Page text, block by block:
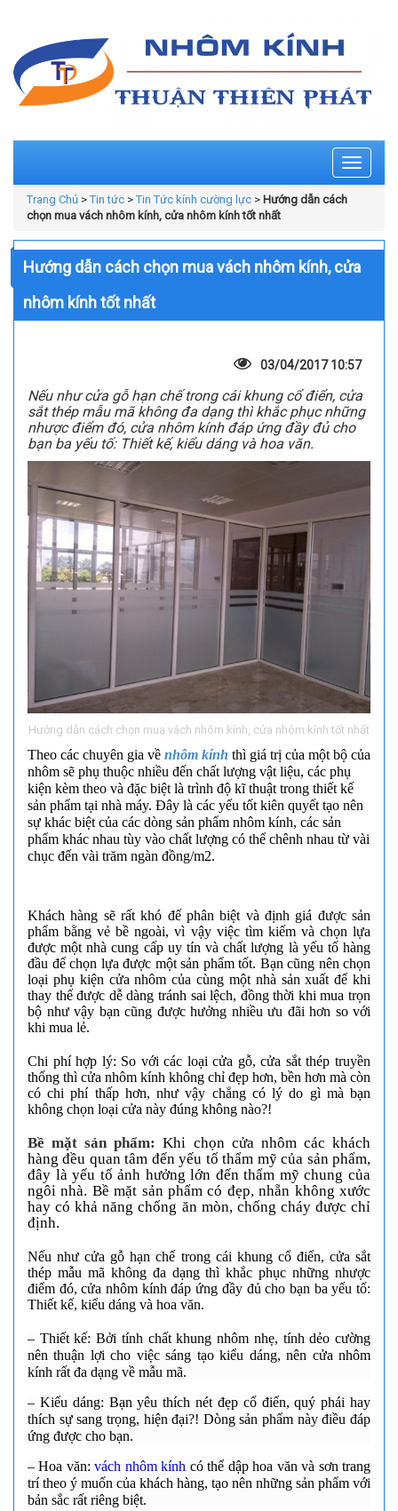
Toggle
Trang Chủ > Tin tức > Tin Tức kính cường lực > Hướng dẫn cách
chọn mua vách nhôm kính, cửa nhôm kính tốt nhất
Hướng dẫn cách chọn mua vách nhôm kính, cửa
nhôm kính tốt nhất
03/04/2017 10:57
Nếu như cửa gỗ hạn chế trong cái khung cổ điển, cửa
sắt thép mẫu mã không đa dạng thì khắc phục những
nhược điểm đó, cửa nhôm kính đáp ứng đầy đủ cho
bạn ba yếu tố: Thiết kế, kiểu dáng và hoa văn.
Hướng dẫn cách chọn mua vách nhôm kính, cửa nhôm kính tốt nhất
Theo các chuyên gia về nhôm kính thì giá trị của một bộ của
nhôm sẽ phụ thuộc nhiều đến chất lượng vật liệu, các phụ
kiện kèm theo và đặc biệt là trình độ kĩ thuật trong thiết kế
sản phẩm tại nhà máy. Đây là các yếu tốt kiên quyết tạo nên
sự khác biệt của các dòng sản phẩm nhôm kính, các sản
phẩm khác nhau tùy vào chất lượng có thể chênh nhau từ vài
chục đến vài trăm ngàn đồng/m2.
Khách hàng sẽ rất khó để phân biệt và định giá được sản
phẩm bằng vẻ bề ngoài, vì vậy việc tìm kiếm và chọn lựa
được một nhà cung cấp uy tín và chất lượng là yếu tố hàng
đầu để chọn lựa được một sản phẩm tốt. Bạn cũng nên chọn
loại phụ kiện cửa nhôm của cùng một nhà sản xuất để khi
thay thế được dễ dàng tránh sai lệch, đồng thời khi mua trọn
bộ như vậy bạn cũng được hưởng nhiều ưu đãi hơn so với
khi mua lẻ.
Chi phí hợp lý: So với các loại cửa gỗ, cửa sắt thép truyền
thống thì cửa nhôm kính không chỉ đẹp hơn, bền hơn mà còn
có chi phí thấp hơn, như vậy chẳng có lý do gì mà bạn
không chọn loại cửa này đúng không nào?!
Bề mặt sản phẩm:Khi chọn cửa nhôm các khách
hàng đều quan tâm đến yếu tố thẩm mỹ của sản phẩm,
đây là yếu tố ảnh hưởng lớn đến thẩm mỹ chung của
ngôi nhà. Bề mặt sản phẩm có đẹp, nhẵn không xước
hay có khả năng chống ăn mòn, chống cháy được chỉ
định.
Nếu như cửa gỗ hạn chế trong cái khung cổ điển, cửa sắt
thép mẫu mã không đa dạng thì khắc phục những nhược
điểm đó, cửa nhôm kính đáp ứng đầy đủ cho bạn ba yếu tố:
Thiết kế, kiểu dáng và hoa văn.
– Thiết kế: Bởi tính chất khung nhôm nhẹ, tính dẻo cường
nên thuận lợi cho việc sáng tạo kiểu dáng, nên cửa nhôm
kính rất đa dạng về mẫu mã.
– Kiểu dáng: Bạn yêu thích nét đẹp cổ điển, quý phái hay
thích sự sang trọng, hiện đại?! Dòng sản phẩm này điều đáp
ứng được cho bạn.
– Hoa văn:vách nhôm kính có thể dập hoa văn và sơn trang
trí theo ý muốn của khách hàng, tạo nên những sản phẩm với
bản sắc rất riêng biệt.